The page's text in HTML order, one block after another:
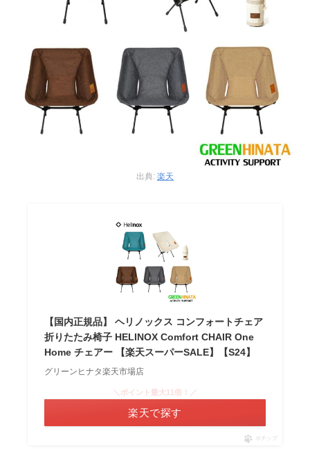
出典: 楽天
【国内正規品】 ヘリノックス コンフォートチェア
折りたたみ椅子 HELINOX Comfort CHAIR One
Home チェアー 【楽天スーパーSALE】【S24】
グリーンヒナタ楽天市場店
＼ポイント最大11倍！／
楽天で探す
ポチップ